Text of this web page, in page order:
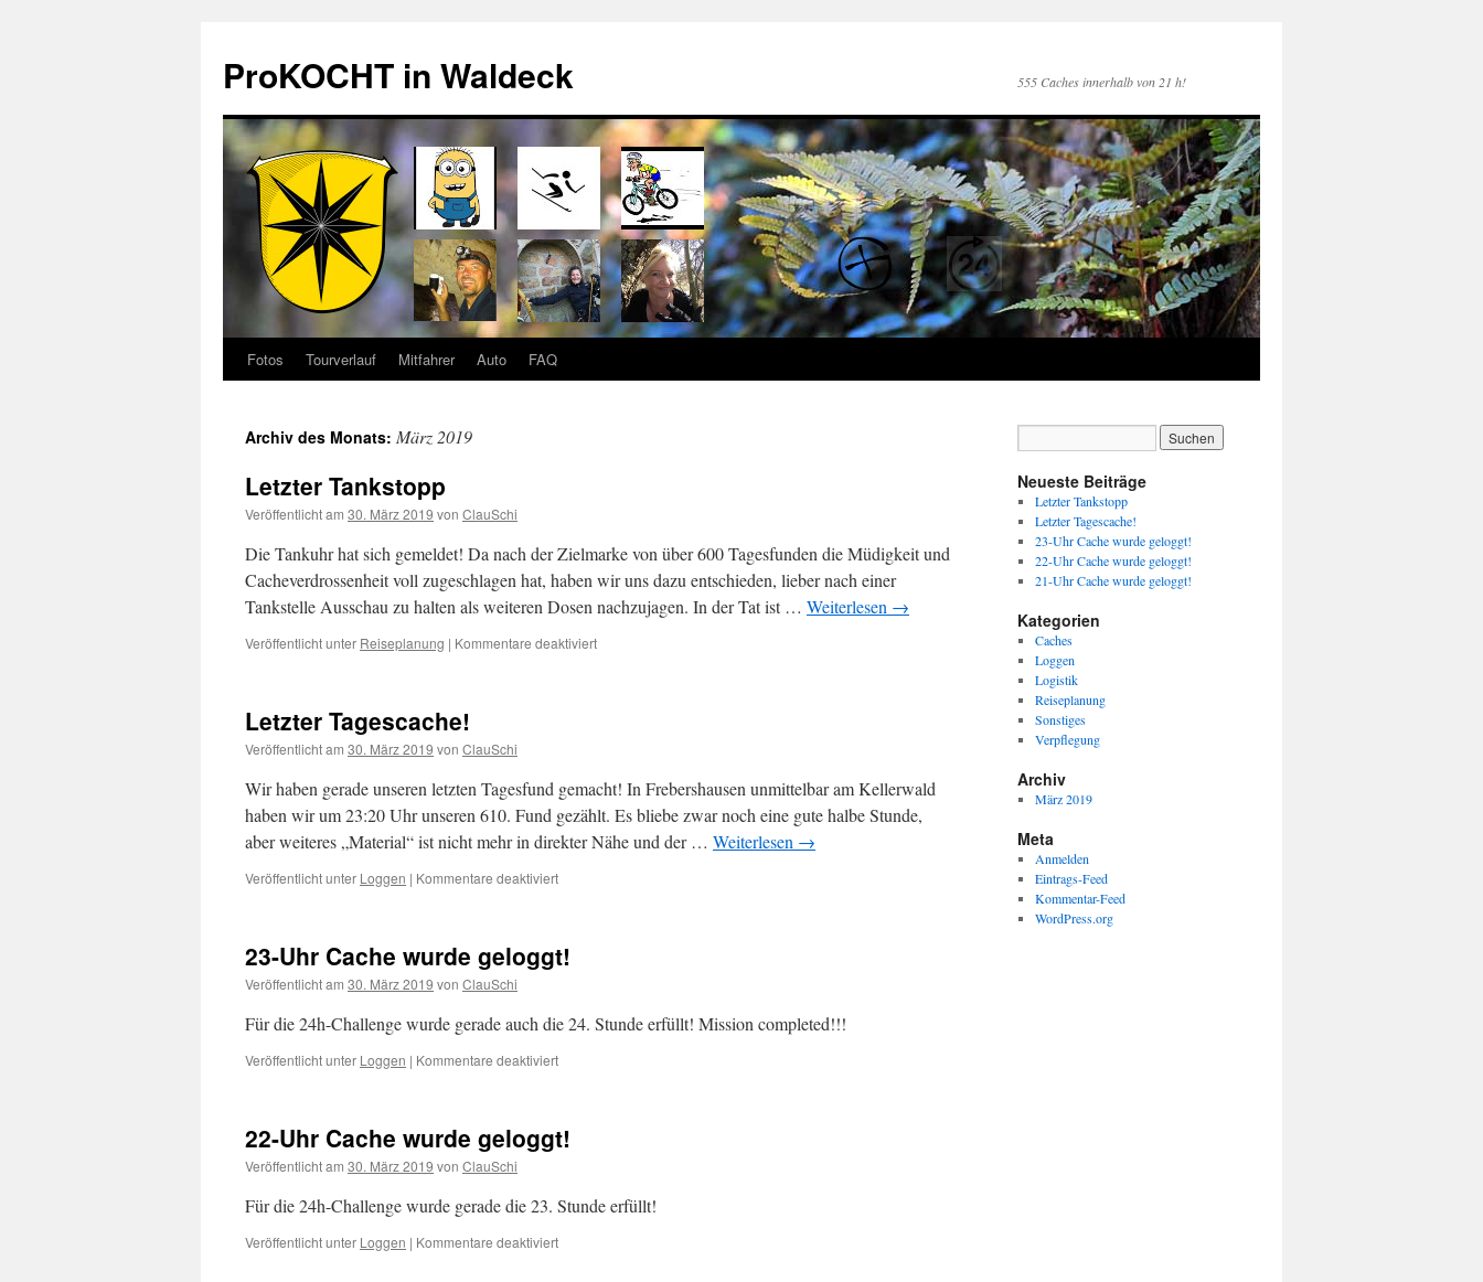
springen
ProKOCHT in Waldeck 555 Caches innerhalb von 21 h!
Fotos Tourverlauf Mitfahrer Auto FAQ
Archiv des Monats: März 2019
Letzter Tankstopp
Veröffentlicht am 30. März 2019 von ClauSchi
Die Tankuhr hat sich gemeldet! Da nach der Zielmarke von über 600 Tagesfunden die Müdigkeit und
Cacheverdrossenheit voll zugeschlagen hat, haben wir uns dazu entschieden, lieber nach einer
Tankstelle Ausschau zu halten als weiteren Dosen nachzujagen. In der Tat ist … Weiterlesen →
Veröffentlicht unter Reiseplanung | Kommentare deaktiviertfür
Letzter Tagescache!
Veröffentlicht am 30. März 2019 von ClauSchi
Wir haben gerade unseren letzten Tagesfund gemacht! In Frebershausen unmittelbar am Kellerwald
haben wir um 23:20 Uhr unseren 610. Fund gezählt. Es bliebe zwar noch eine gute halbe Stunde,
aber weiteres „Material“ ist nicht mehr in direkter Nähe und der … Weiterlesen →
Veröffentlicht unter Loggen | Kommentare deaktiviertfür
23-Uhr Cache wurde geloggt!
Veröffentlicht am 30. März 2019 von ClauSchi
Für die 24h-Challenge wurde gerade auch die 24. Stunde erfüllt! Mission completed!!!
Veröffentlicht unter Loggen | Kommentare deaktiviertfür
wurde
22-Uhr Cache wurde geloggt!
Veröffentlicht am 30. März 2019 von ClauSchi
Für die 24h-Challenge wurde gerade die 23. Stunde erfüllt!
Veröffentlicht unter Loggen | Kommentare deaktiviertfür
Neueste Beiträge
Letzter Tankstopp
Letzter Tagescache!
23-Uhr Cache wurde geloggt!
22-Uhr Cache wurde geloggt!
21-Uhr Cache wurde geloggt!
Kategorien
Caches
Loggen
Logistik
Reiseplanung
Sonstiges
Verpflegung
Archiv
März 2019
Meta
Anmelden
Eintrags-Feed
Kommentar-Feed
WordPress.org